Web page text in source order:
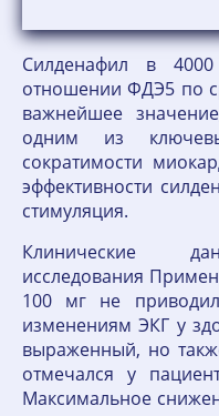
Силденафил в
отношении ФДЭ5 по
важнейшее
одним из
сократимости
эффективности
стимуляция.
Клинические
исследования
100 мг не
изменениям ЭКГ у
выраженный, но
отмечался у
Максимальное